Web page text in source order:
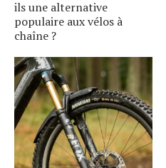
ils une alternative
populaire aux vélos à
chaîne ?